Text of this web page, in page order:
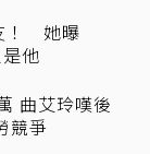
！ 她曝
他
曲艾玲嘆後
競爭